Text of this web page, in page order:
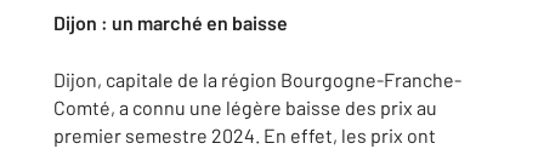
Dijon : un marché en baisse
Dijon, capitale de la région Bourgogne-Franche-
Comté, a connu une légère baisse des prix au
premier semestre 2024. En effet, les prix ont